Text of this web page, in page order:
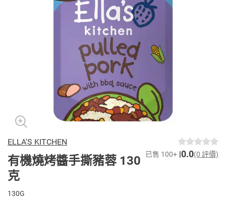
ELLA'S KITCHEN
有機燒烤醬手撕豬蓉 130
克
已售 100+ 0.0(0 評價)
130G